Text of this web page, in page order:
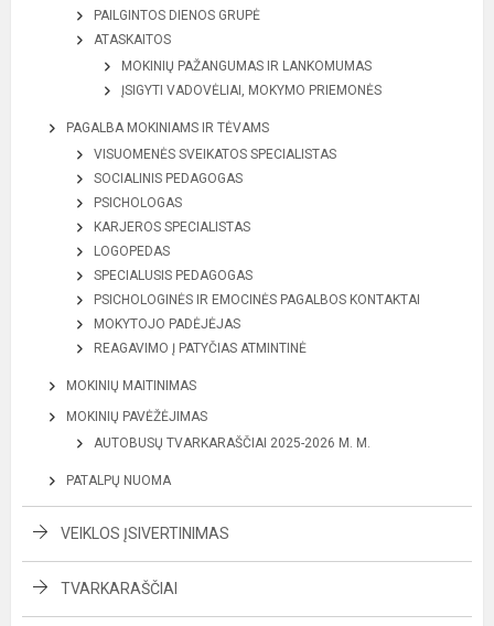
PAILGINTOS DIENOS GRUPĖ
ATASKAITOS
MOKINIŲ PAŽANGUMAS IR LANKOMUMAS
ĮSIGYTI VADOVĖLIAI, MOKYMO PRIEMONĖS
PAGALBA MOKINIAMS IR TĖVAMS
VISUOMENĖS SVEIKATOS SPECIALISTAS
SOCIALINIS PEDAGOGAS
PSICHOLOGAS
KARJEROS SPECIALISTAS
LOGOPEDAS
SPECIALUSIS PEDAGOGAS
PSICHOLOGINĖS IR EMOCINĖS PAGALBOS KONTAKTAI
MOKYTOJO PADĖJĖJAS
REAGAVIMO Į PATYČIAS ATMINTINĖ
MOKINIŲ MAITINIMAS
MOKINIŲ PAVĖŽĖJIMAS
AUTOBUSŲ TVARKARAŠČIAI 2025-2026 M. M.
PATALPŲ NUOMA
VEIKLOS ĮSIVERTINIMAS
TVARKARAŠČIAI